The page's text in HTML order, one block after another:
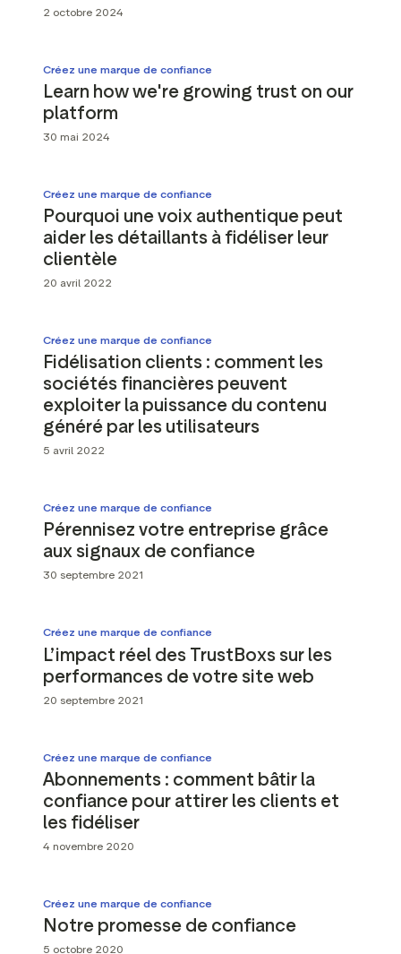
2 octobre 2024
Créez une marque de confiance
Learn how we're growing trust on our
platform
30 mai 2024
Créez une marque de confiance
Pourquoi une voix authentique peut
aider les détaillants à fidéliser leur
clientèle
20 avril 2022
Créez une marque de confiance
Fidélisation clients : comment les
sociétés financières peuvent
exploiter la puissance du contenu
généré par les utilisateurs
5 avril 2022
Créez une marque de confiance
Pérennisez votre entreprise grâce
aux signaux de confiance
30 septembre 2021
Créez une marque de confiance
L’impact réel des TrustBoxs sur les
performances de votre site web
20 septembre 2021
Créez une marque de confiance
Abonnements : comment bâtir la
confiance pour attirer les clients et
les fidéliser
4 novembre 2020
Créez une marque de confiance
Notre promesse de confiance
5 octobre 2020